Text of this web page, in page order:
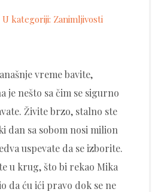
U kategoriji: Zanimljivosti
vreme bavite,
je nešto sa čim se sigurno
Živite brzo, stalno ste
dan sa sobom nosi milion
uspevate da se izborite.
u krug, što bi rekao Mika
da ću ići pravo dok se ne